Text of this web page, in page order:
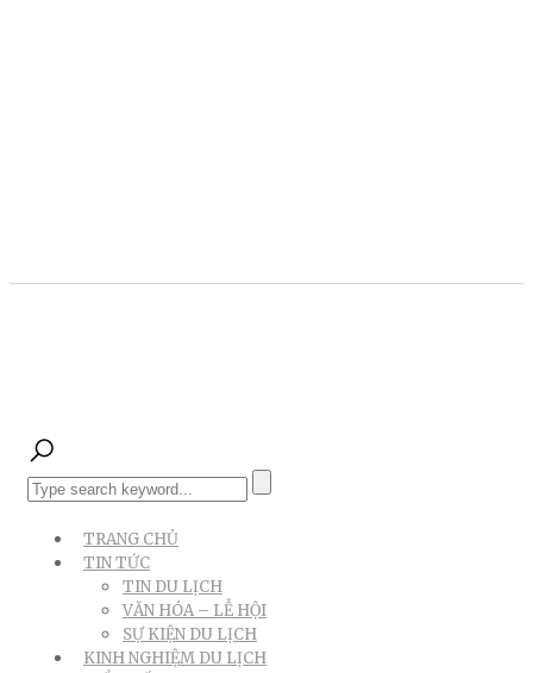
TRANG CHỦ
TIN TỨC
TIN DU LỊCH
VĂN HÓA – LỄ HỘI
SỰ KIỆN DU LỊCH
KINH NGHIỆM DU LỊCH